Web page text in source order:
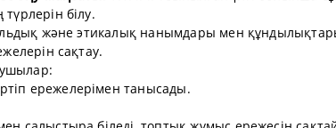
білу.
және этикалық нанымдары мен
сақтау.
ережелерімен танысады.